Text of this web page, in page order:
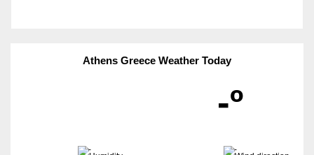
Athens Greece Weather Today
-º
- -